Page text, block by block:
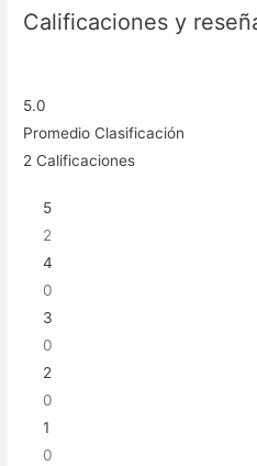
Calificaciones y
5.0
Promedio Clasificación
2 Calificaciones
5
2
4
0
3
0
2
0
1
0